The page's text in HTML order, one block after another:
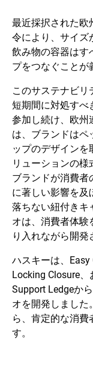
最近採択された欧
令により、サイズ
飲み物の容器はす
プをつなぐことが
このサステナビ
短期間に対処すべ
参加し続け、欧州
は、ブランドはペ
ップのデザインを
リューションの
ブランドが消費者
に著しい影響を及
落ちない紐付きキ
オは、消費者体験
り入れながら開発
ハスキーは、
Locking Closure
Support Ledgeか
オを開発しました
ら、肯定的な消費
す。